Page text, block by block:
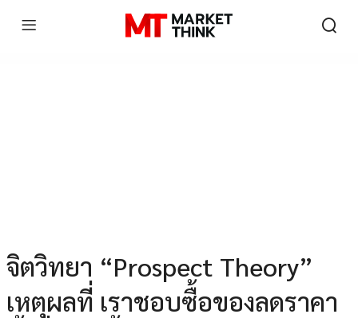
จิตวิทยา “Prospect Theory”
เหตุผลที่ เราชอบซื้อของลดราคา